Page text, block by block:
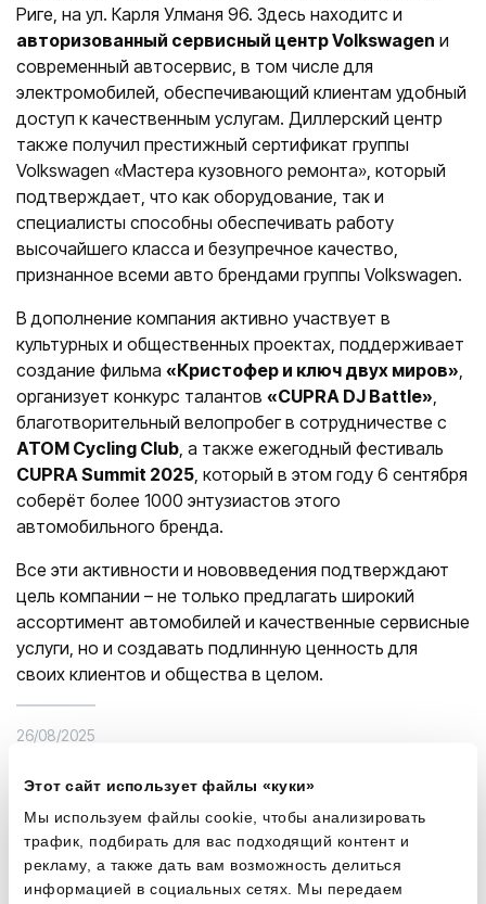
Этот сайт использует файлы «куки»
Мы используем файлы cookie, чтобы анализировать
трафик, подбирать для вас подходящий контент и
рекламу, а также дать вам возможность делиться
информацией в социальных сетях. Мы передаем
Риге, на ул. Карля Улманя 96. Здесь находитс и
авторизованный сервисный центр Volkswagen и
современный автосервис, в том числе для
электромобилей, обеспечивающий клиентам удобный
доступ к качественным услугам. Диллерский центр
также получил престижный сертификат группы
Volkswagen «Мастера кузовного ремонта», который
подтверждает, что как оборудование, так и
специалисты способны обеспечивать работу
высочайшего класса и безупречное качество,
признанное всеми авто брендами группы Volkswagen.
В дополнение компания активно участвует в
культурных и общественных проектах, поддерживает
создание фильма «Кристофер и ключ двух миров»
организует конкурс талантов «CUPRA DJ Battle»
благотворительный велопробег в сотрудничестве с
ATOM Cycling Club , а также ежегодный фестиваль
CUPRA Summit 2025 , который в этом году 6 сентября
соберёт более 1000 энтузиастов этого
автомобильного бренда.
Все эти активности и нововведения подтверждают
цель компании – не только предлагать широкий
ассортимент автомобилей и качественные сервисные
услуги, но и создавать подлинную ценность для
своих клиентов и общества в целом.
26/08/2025
А также